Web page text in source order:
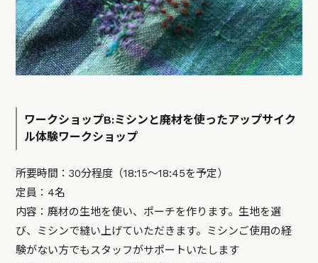
ワークショップB:ミシンと廃材を使ったアップサイク
ル体験ワークショップ
所要時間：30分程度（18:15〜18:45を予定）
定員：4名
内容：廃材の生地を使い、ポーチを作ります。生地を選
び、ミシンで縫い上げていただきます。ミシンご使用の経
験がない方でもスタッフがサポートいたします